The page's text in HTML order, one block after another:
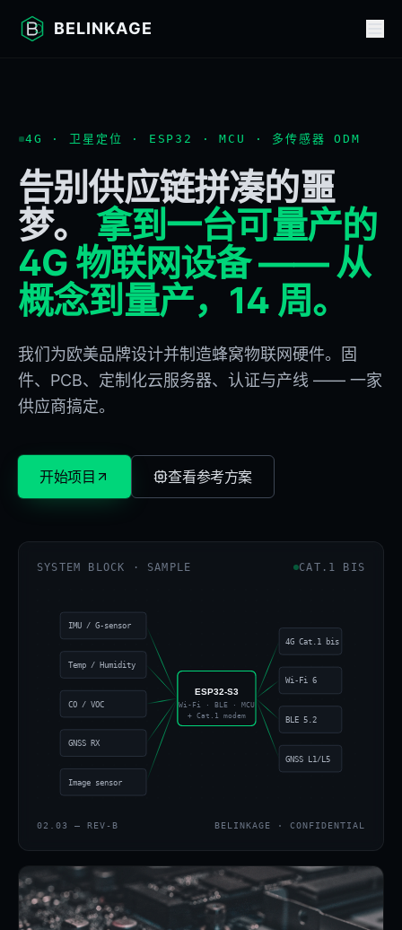
BELINKAGE
4G · 卫星定位 · ESP32 · MCU · 多传感器 ODM
告别供应链拼凑的噩
梦。
拿到一台可量产的
4G 物联网设备 —— 从
概念到量产，14 周。
我们为欧美品牌设计并制造蜂窝物联网硬件。固
件、PCB、定制化云服务器、认证与产线 —— 一家
供应商搞定。
开始项目 查看参考方案
SYSTEM BLOCK · SAMPLE CAT.1 BIS
IMU / G-sensor
Temp / Humidity
CO / VOC
GNSS RX
Image sensor
ESP32-S3
Wi-Fi · BLE · MCU
+ Cat.1 modem
4G Cat.1 bis
Wi-Fi 6
BLE 5.2
GNSS L1/L5
02.03 — REV-B BELINKAGE · CONFIDENTIAL